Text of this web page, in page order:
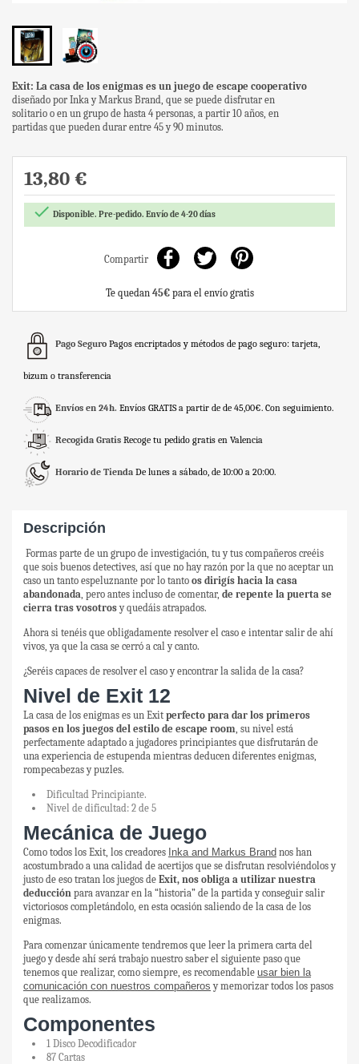
Exit: La casa de los enigmas es un juego de escape cooperativo
diseñado por Inka y Markus Brand, que se puede disfrutar en
solitario o en un grupo de hasta 4 personas, a partir 10 años, en
partidas que pueden durar entre 45 y 90 minutos.
13,80 €
 Disponible. Pre-pedido. Envío de 4-20 días
Compartir
Te quedan 45€para el envío gratis
Pago Seguro Pagos encriptados y métodos de pago seguro: tarjeta,
bizum o transferencia
Envíos en 24h. Envíos GRATIS a partir de de 45,00€. Con seguimiento.
Recogida Gratis Recoge tu pedido gratis en Valencia
Horario de Tienda De lunes a sábado, de 10:00 a 20:00.
Descripción
Formas parte de un grupo de investigación, tu y tus compañeros creéis
que sois buenos detectives, así que no hay razón por la que no aceptar un
caso un tanto espeluznante por lo tanto os dirigís hacia la casa
abandonada, pero antes incluso de comentar, de repente la puerta se
cierra tras vosotrosy quedáis atrapados.
Ahora si tenéis que obligadamente resolver el caso e intentar salir de ahí
vivos, ya que la casa se cerró a cal y canto.
¿Seréis capaces de resolver el caso y encontrar la salida de la casa?
Nivel de Exit 12
La casa de los enigmas es un Exit perfecto para dar los primeros
pasos en los juegos del estilo de escape room, su nivel está
perfectamente adaptado a jugadores principiantes que disfrutarán de
una experiencia de estupenda mientras deducen diferentes enigmas,
rompecabezas y puzles.
Dificultad Principiante.
Nivel de dificultad: 2 de 5
Mecánica de Juego
Como todos los Exit, los creadores Inka and Markus Brand nos han
acostumbrado a una calidad de acertijos que se disfrutan resolviéndolos y
justo de eso tratan los juegos de Exit, nos obliga a utilizar nuestra
deducción para avanzar en la “historia” de la partida y conseguir salir
victoriosos completándolo, en esta ocasión saliendo de la casa de los
enigmas.
Para comenzar únicamente tendremos que leer la primera carta del
juego y desde ahí será trabajo nuestro saber el siguiente paso que
tenemos que realizar, como siempre, es recomendable usar bien la
comunicación con nuestros compañeros y memorizar todos los pasos
que realizamos.
Componentes
1 Disco Decodificador
87 Cartas